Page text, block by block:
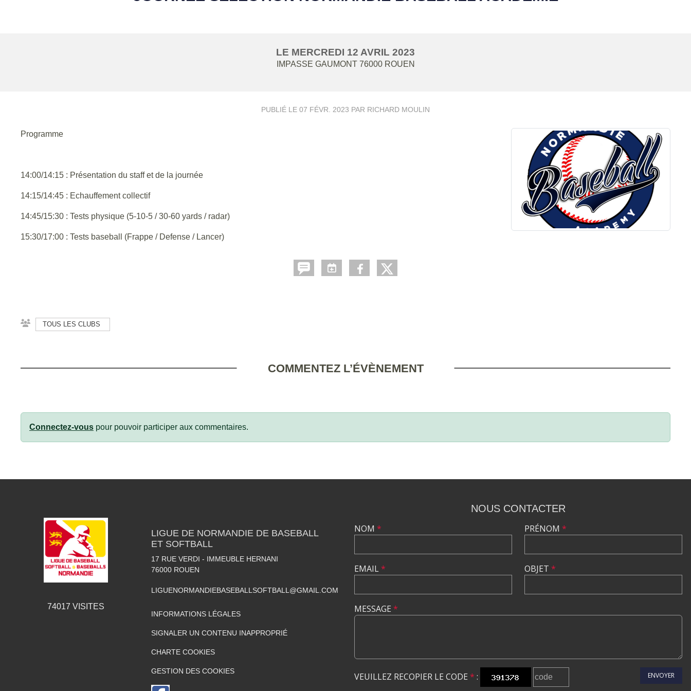
LE MERCREDI 12 AVRIL 2023
IMPASSE GAUMONT 76000 ROUEN
PUBLIÉ LE 07 FÉVR. 2023 PAR RICHARD MOULIN
Programme
14:00/14:15 : Présentation du staff et de la journée
14:15/14:45 : Echauffement collectif
14:45/15:30 : Tests physique (5-10-5 / 30-60 yards / radar)
15:30/17:00 : Tests baseball (Frappe / Defense / Lancer)
TOUS LES CLUBS
COMMENTEZ L’ÉVÈNEMENT
Connectez-vous pour pouvoir participer aux commentaires.
74017 VISITES
LIGUE DE NORMANDIE DE BASEBALL
ET SOFTBALL
17 RUE VERDI - IMMEUBLE HERNANI
76000 ROUEN
LIGUENORMANDIEBASEBALLSOFTBALL@GMAIL.COM
INFORMATIONS LÉGALES
SIGNALER UN CONTENU INAPPROPRIÉ
CHARTE COOKIES
GESTION DES COOKIES
NOUS CONTACTER
NOM *
EMAIL*
PRÉNOM *
OBJET *
MESSAGE *
VEUILLEZ RECOPIER LE CODE * : ENVOYER